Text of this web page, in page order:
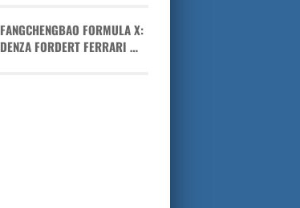
FANGCHENGBAO FORMULA X:
DENZA FORDERT FERRARI …